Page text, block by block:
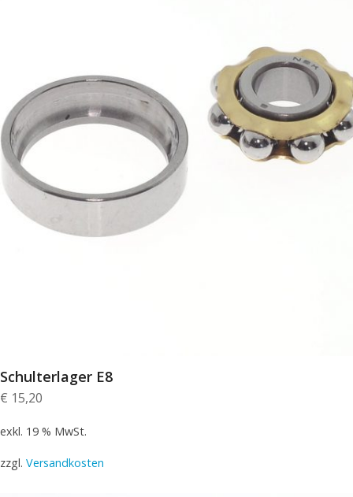
Schulterlager E8
€ 15,20
exkl. 19 % MwSt.
zzgl. Versandkosten